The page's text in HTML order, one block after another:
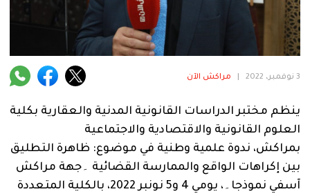
منوعة
آراء
3 نوفمبر، 2022 مراكش الآن
ينظم مختبر الدراسات القانونية المدنية والعقارية بكلية
العلوم القانونية والاقتصادية والاجتماعية
بمراكش، ندوة علمية وطنية في موضوع: ظاهرة التطليق
بين إكراهات الواقع والممارسة القضائية ۔جهة مراكش
آسفي نموذجا۔، يومي 4 و5 نونبر 2022، بالكلية المتعددة